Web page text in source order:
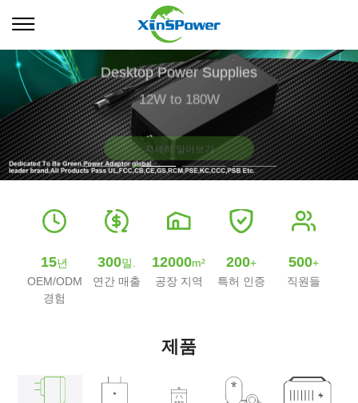
Desktop Power Supplies
12W to 180W
자세히 알아보기
15년
OEM/ODM
경험
300밀.
연간 매출
12000m²
공장 지역
200+
특허 인증
500+
직원들
제품